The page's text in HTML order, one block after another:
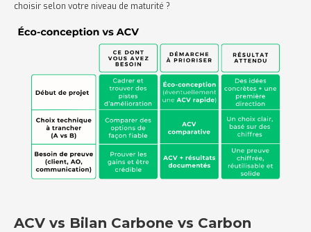
choisir selon votre niveau de maturité ?
ACV vs Bilan Carbone vs Carbon